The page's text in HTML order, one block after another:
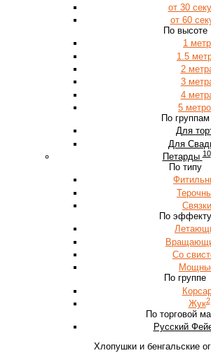
от 30
от 60
По высоте
1 метр
1.5
2
3
4
5
По группам
Для
Для
Петарды 10
По типу
Связки
По эффекту
Со
По группе
Жук2
По торговой
Русский
Хлопушки и бенгальские